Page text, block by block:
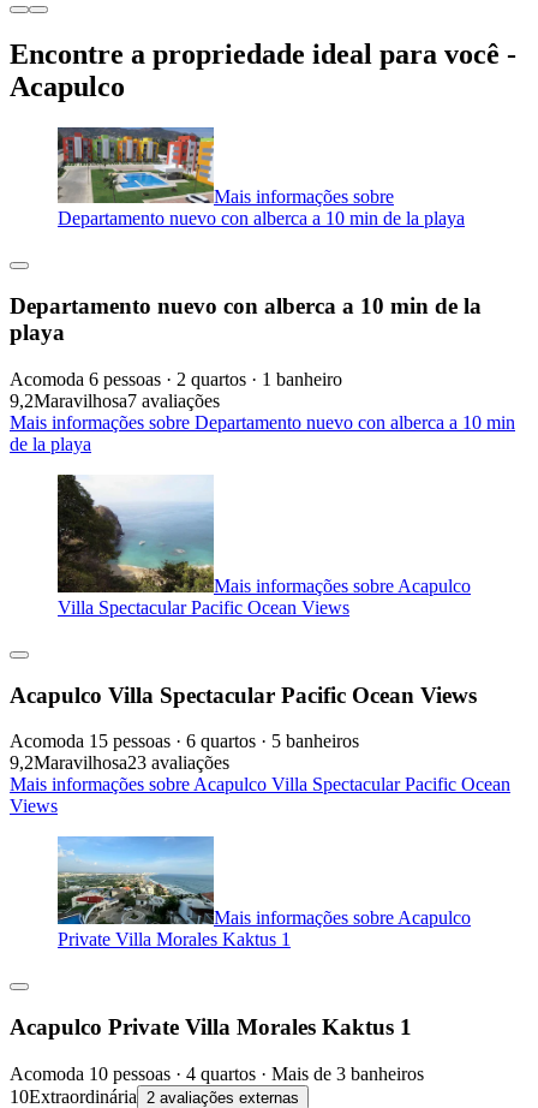
Encontre a propriedade ideal para você -
Acapulco
Mais informações sobre
Departamento nuevo con alberca a 10 min de la playa
Departamento nuevo con alberca a 10 min de la
playa
Acomoda 6 pessoas · 2 quartos · 1 banheiro
9,2Maravilhosa7 avaliações
Mais informações sobre Departamento nuevo con alberca a 10 min
de la playa
Mais informações sobre Acapulco
Villa Spectacular Pacific Ocean Views
Acapulco Villa Spectacular Pacific Ocean Views
Acomoda 15 pessoas · 6 quartos · 5 banheiros
9,2Maravilhosa23 avaliações
Mais informações sobre Acapulco Villa Spectacular Pacific Ocean
Views
Mais informações sobre Acapulco
Private Villa Morales Kaktus 1
Acapulco Private Villa Morales Kaktus 1
Acomoda 10 pessoas · 4 quartos · Mais de 3 banheiros
10Extraordinária 2 avaliações externas